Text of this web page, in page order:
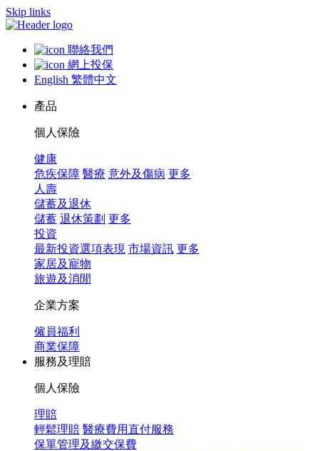
Skip links
聯絡我們
網上投保
English 繁體中文
產品
個人保險
健康
危疾保障 醫療 意外及傷病 更多
人壽
儲蓄及退休
儲蓄 退休策劃 更多
投資
最新投資選項表現 市場資訊 更多
家居及寵物
旅遊及消閒
企業方案
僱員福利
商業保障
服務及理賠
個人保險
理賠
輕鬆理賠 醫療費用直付服務
保單管理及繳交保費